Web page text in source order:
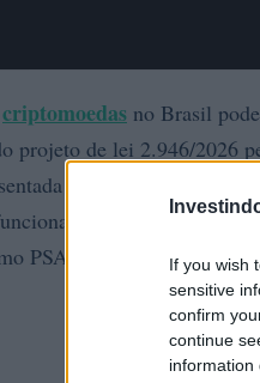
If you wish
sensitive
confirm
continue
information
criptomoedas no Brasil
projeto de lei 2.946/2026
na
de empresas
PSAVs.